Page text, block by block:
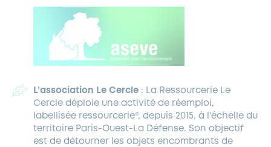
L’association Le Cercle : La Ressourcerie Le
Cercle déploie une activité de réemploi,
labellisée ressourcerie®, depuis 2015, à l’échelle du
territoire Paris-Ouest-La Défense. Son objectif
est de détourner les objets encombrants de